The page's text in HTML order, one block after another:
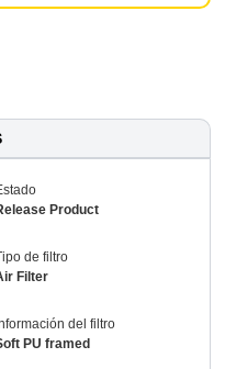
Product
de filtro
Filter
del filtro
PU framed